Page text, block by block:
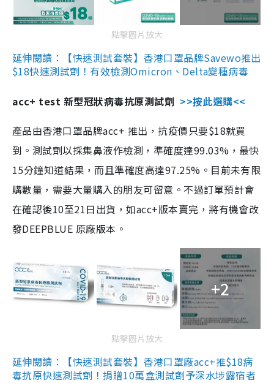
點擊圖片放大
延伸閱讀：【快速測試套裝】香港口罩品牌Savewo推出
$18快速測試劑！有效檢測Omicron、Delta變種病毒
acc+ test 新型冠狀病毒抗原測試劑 >>按此選購<<
產品由香港口罩品牌acc+ 推出，抗疫價只要$18就買
到。測試劑以採集鼻液作檢測，準確度達99.03%，最快
15分鐘知道結果，而且準確度高達97.25%。目前未有限
購數量，需要大量購入的朋友可留意。不過訂單預計會
在確認後10至21日出貨，如acc+版本賣完，將有機會改
發DEEPBLUE 原廠版本。
+2
點擊圖片放大
延伸閱讀：【快速測試套裝】香港口罩廠acc+推$18病
毒抗原快速測試劑！捐贈10萬盒測試劑予深水埗露宿者